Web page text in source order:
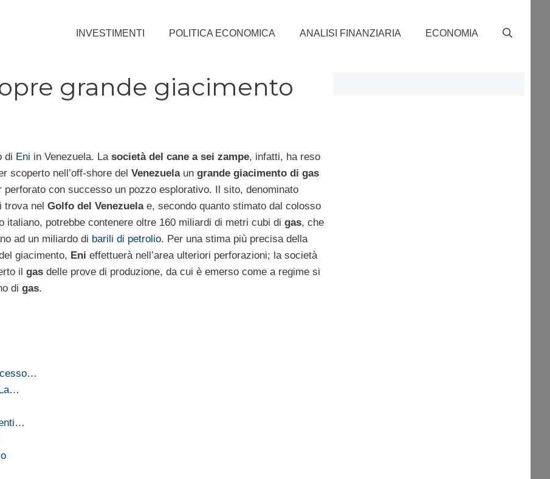
INVESTIMENTI POLITICA ECONOMICA ANALISI FINANZIARIA ECONOMIA
grande giacimento
di Eni in Venezuela. La società del cane a sei zampe, infatti, ha reso
scoperto nell’off-shore del Venezuelaun grande giacimento di gas
perforato con successo un pozzo esplorativo. Il sito, denominato
trova nel Golfo del Venezuelae, secondo quanto stimato dal colosso
italiano, potrebbe contenere oltre 160 miliardi di metri cubi di gas, che
ad un miliardo di barili di petrolio. Per una stima più precisa della
giacimento, Eni effettuerà nell’area ulteriori perforazioni; la società
il gas delle prove di produzione, da cui è emerso come a regime si
di gas.